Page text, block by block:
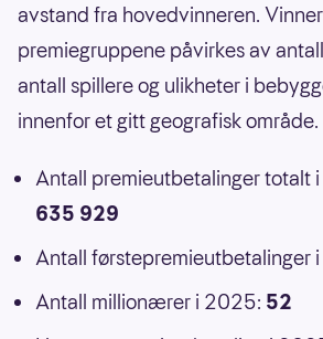
avstand fra hovedvinneren.
premiegruppene påvirkes av
antall spillere og ulikheter i
innenfor et gitt geografisk område.
Antall premieutbetalinger totalt
635 929
Antall førstepremieutbetalinger
Antall millionærer i 2025: 52